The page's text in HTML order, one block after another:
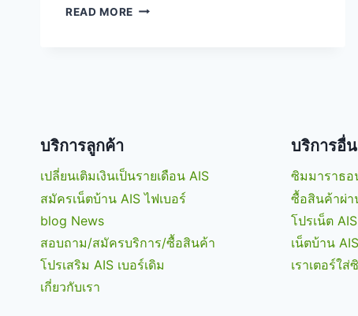
READ MORE เปลี่ยน
แพ็ก
เกจ
สุด
ลด
50%
นาน
บริการลูกค้า
เปลี่ยนเติมเงินเป็นรายเดือน AIS
สมัครเน็ตบ้าน AIS ไฟเบอร์
blog News
สอบถาม/สมัครบริการ/ซื้อสินค้า
โปรเสริม AIS เบอร์เดิม
เกี่ยวกับเรา
บริการอื่
ซิมมาราธอ
ซื้อสินค้าผ่า
โปรเน็ต
เน็ตบ้าน AIS
เราเตอร์ใส่